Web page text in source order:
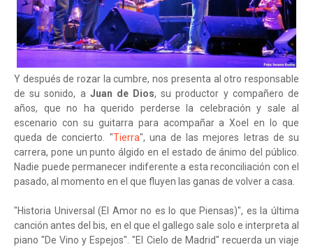
Y después de rozar la cumbre, nos presenta al otro responsable
de su sonido, a Juan de Dios, su productor y compañero de
años, que no ha querido perderse la celebración y sale al
escenario con su guitarra para acompañar a Xoel en lo que
queda de concierto. "Tierra", una de las mejores letras de su
carrera, pone un punto álgido en el estado de ánimo del público.
Nadie puede permanecer indiferente a esta reconciliación con el
pasado, al momento en el que fluyen las ganas de volver a casa.
"Historia Universal (El Amor no es lo que Piensas)", es la última
canción antes del bis, en el que el gallego sale solo e interpreta al
piano "De Vino y Espejos". "El Cielo de Madrid" recuerda un viaje